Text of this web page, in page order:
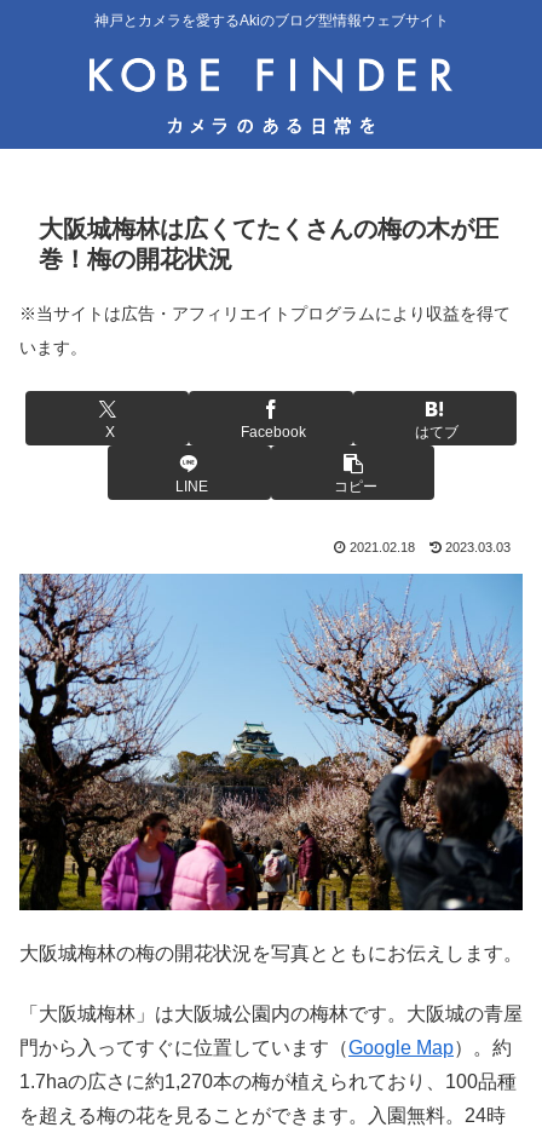
神戸とカメラを愛するAkiのブログ型情報ウェブサイト
大阪城梅林は広くてたくさんの梅の木が圧
巻！梅の開花状況
※当サイトは広告・アフィリエイトプログラムにより収益を得て
います。
X Facebook はてブ
LINE コピー
2021.02.18 2023.03.03
大阪城梅林の梅の開花状況を写真とともにお伝えします。
「大阪城梅林」は大阪城公園内の梅林です。大阪城の青屋
門から入ってすぐに位置しています（Google Map）。約
1.7haの広さに約1,270本の梅が植えられており、100品種
を超える梅の花を見ることができます。入園無料。24時